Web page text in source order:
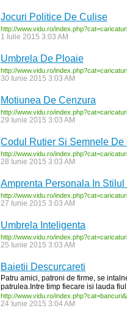
Jocuri Politice De Culise
http://www.vidu.ro/
1 Iulie 2015 3:03 AM
Umbrela De Ploaie
http://www.vidu.ro/
30 Iunie 2015 3:03 AM
Motiunea De Cenzura
http://www.vidu.ro/
29 Iunie 2015 3:03 AM
Codul Rutier Si Semnele De
http://www.vidu.ro/
28 Iunie 2015 3:03 AM
Amprenta Personala In Stilul
http://www.vidu.ro/
27 Iunie 2015 3:03 AM
Umbrela Inteligenta
http://www.vidu.ro/
25 Iunie 2015 3:03 AM
Baietii Descurcareti
Patru amici, patroni de firme, se
patrulea.Intre timp fiecare isi lauda
http://www.vidu.ro/
24 Iunie 2015 3:04 AM